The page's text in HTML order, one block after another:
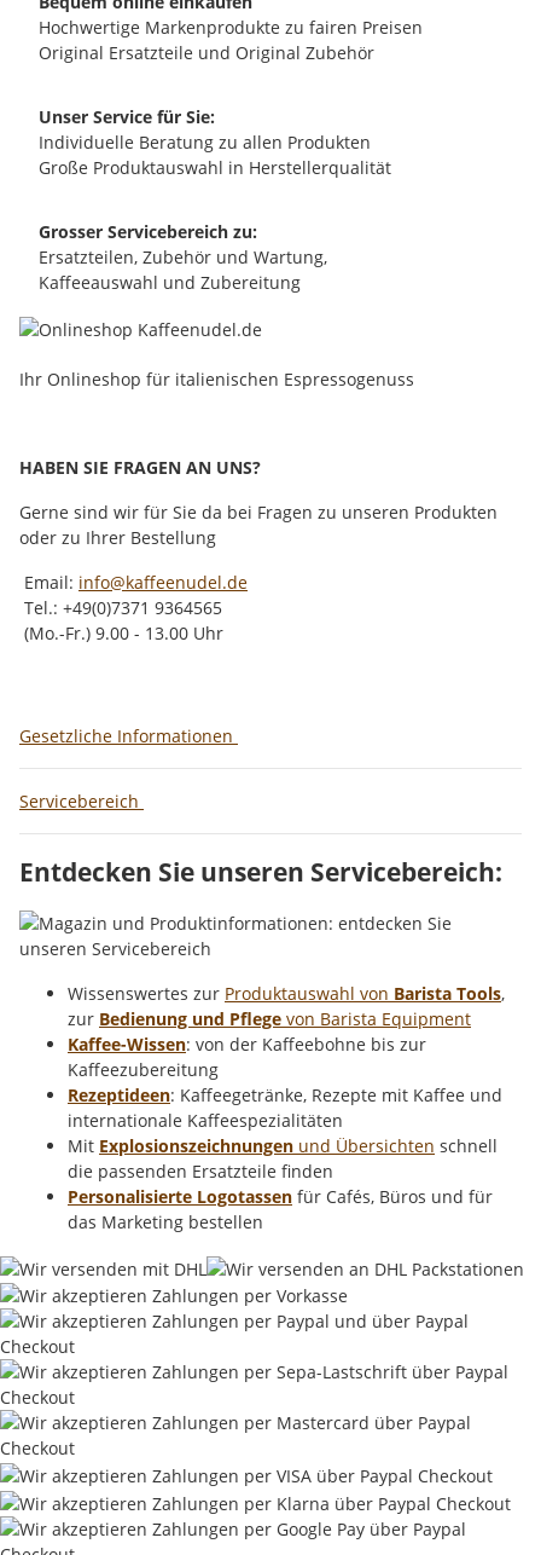
Hochwertige Markenprodukte zu fairen Preisen
Original Ersatzteile und Original Zubehör
Unser Service für Sie:
Individuelle Beratung zu allen Produkten
Große Produktauswahl in Herstellerqualität
Grosser Servicebereich zu:
Ersatzteilen, Zubehör und Wartung,
Kaffeeauswahl und Zubereitung
Ihr Onlineshop für italienischen Espressogenuss
HABEN SIE FRAGEN AN UNS?
Gerne sind wir für Sie da bei Fragen zu unseren Produkten
oder zu Ihrer Bestellung
Email: info@kaffeenudel.de
Tel.: +49(0)7371 9364565
(Mo.-Fr.) 9.00 - 13.00 Uhr
Gesetzliche Informationen
Servicebereich
Entdecken Sie unseren Servicebereich:
Wissenswertes zur Produktauswahl von Barista Tools,
zur Bedienung und Pflege von Barista Equipment
Kaffee-Wissen: von der Kaffeebohne bis zur
Kaffeezubereitung
Rezeptideen: Kaffeegetränke, Rezepte mit Kaffee und
internationale Kaffeespezialitäten
Mit Explosionszeichnungen und Übersichten schnell
die passenden Ersatzteile finden
Personalisierte Logotassen für Cafés, Büros und für
das Marketing bestellen